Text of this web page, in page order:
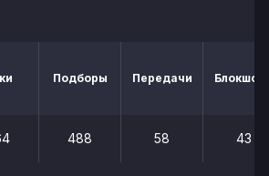
Подборы Передачи
488 58 43